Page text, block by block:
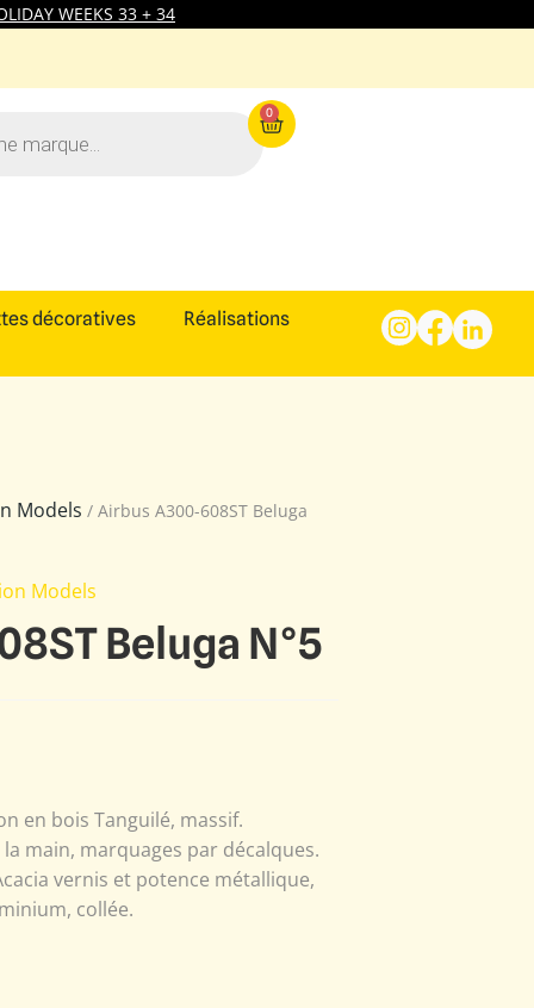
WEEKS 33 + 34
0
décoratives Réalisations
Models / Airbus A300-608ST Beluga
Models
Beluga N°5
en bois Tanguilé, massif.
main, marquages par décalques.
vernis et potence métallique,
collée.